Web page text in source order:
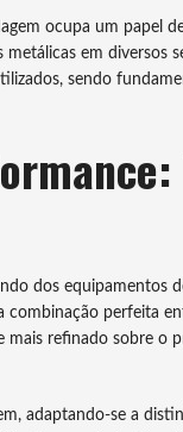
ocupa um papel
em diversos
sendo
dos equipamentos
perfeita
refinado sobre o
adaptando-se a